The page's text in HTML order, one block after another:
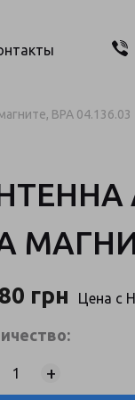
ВРА 04.136.03
грн Цена c
+